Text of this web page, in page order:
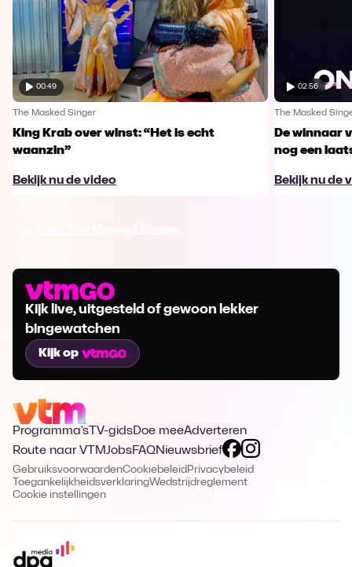
00:49
The Masked Singer
King Krab over winst: “Het is echt
waanzin”
Bekijk nu de video
02:56
The Masked
De winnaar
nog een
Bekijk nu de
Kijk live, uitgesteld of gewoon lekker
bingewatchen
Kijk op
Programma's TV-gidsDoe meeAdverteren
Route naar VTMJobsFAQNieuwsbrief
GebruiksvoorwaardenCookiebeleid Privacybeleid
ToegankelijkheidsverklaringWedstrijdreglement
Cookie instellingen